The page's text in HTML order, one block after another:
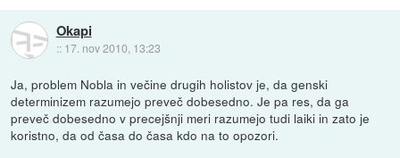
Okapi
:: 17. nov 2010, 13:23
Ja, problem Nobla in večine drugih holistov je, da genski
determinizem razumejo preveč dobesedno. Je pa res, da ga
preveč dobesedno v precejšnji meri razumejo tudi laiki in zato je
koristno, da od časa do časa kdo na to opozori.